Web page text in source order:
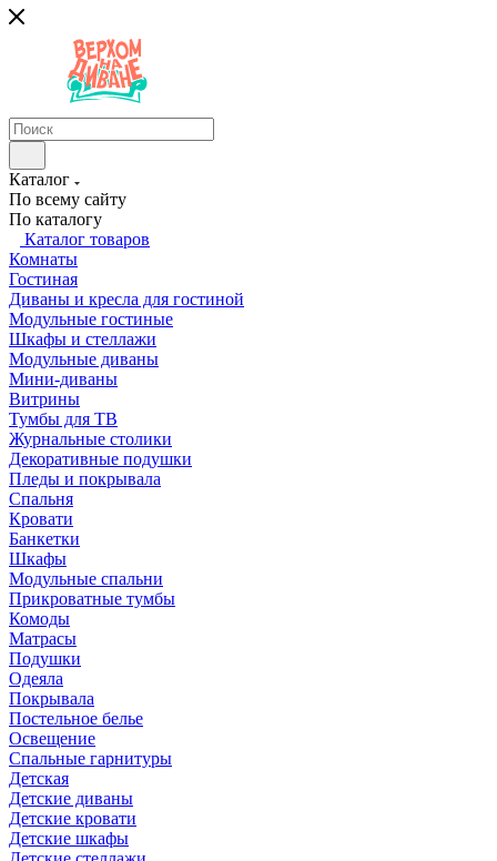
Каталог
По всему сайту
По каталогу
Каталог товаров
Комнаты
Гостиная
Диваны и кресла для гостиной
Модульные гостиные
Шкафы и стеллажи
Модульные диваны
Мини-диваны
Витрины
Тумбы для ТВ
Журнальные столики
Декоративные подушки
Пледы и покрывала
Спальня
Кровати
Банкетки
Шкафы
Модульные спальни
Прикроватные тумбы
Комоды
Матрасы
Подушки
Одеяла
Покрывала
Постельное белье
Освещение
Спальные гарнитуры
Детская
Детские диваны
Детские кровати
Детские шкафы